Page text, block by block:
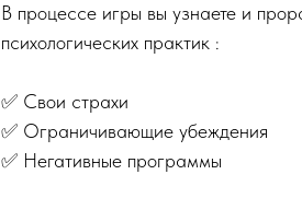
В процессе игры вы узнаете и
психологических практик :
✅ Свои страхи
✅ Ограничивающие убеждения
✅ Негативные программы